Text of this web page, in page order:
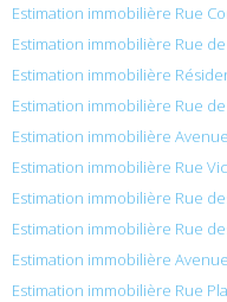
Estimation immobilière Rue
Estimation immobilière Rue
Estimation immobilière
Estimation immobilière Rue
Estimation immobilière
Estimation immobilière Rue
Estimation immobilière Rue
Estimation immobilière Rue
Estimation immobilière
Estimation immobilière Rue